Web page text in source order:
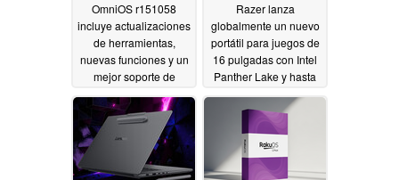
OmniOS r151058
incluye actualizaciones
de herramientas,
nuevas funciones y un
mejor soporte de
05/05/2026
Razer lanza
globalmente un nuevo
portátil para juegos de
16 pulgadas con Intel
Panther Lake y hasta
05/03/2026